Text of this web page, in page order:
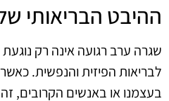
ההיבט הבריאותי
שגרה ערב רגועה אינה רק
לבריאות הפיזית והנפשית.
בעצמנו או באנשים הקרובים,